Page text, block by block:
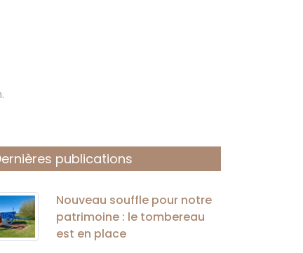
publications
Nouveau souffle pour notre
patrimoine : le tombereau
est en place